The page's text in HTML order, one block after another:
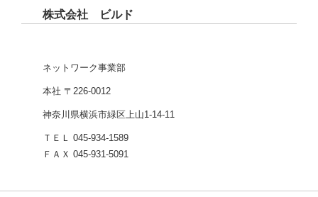
株式会社 ビルド
ネットワーク事業部
本社 〒226-0012
神奈川県横浜市緑区上山1-14-11
ＴＥＬ 045-934-1589
ＦＡＸ 045-931-5091